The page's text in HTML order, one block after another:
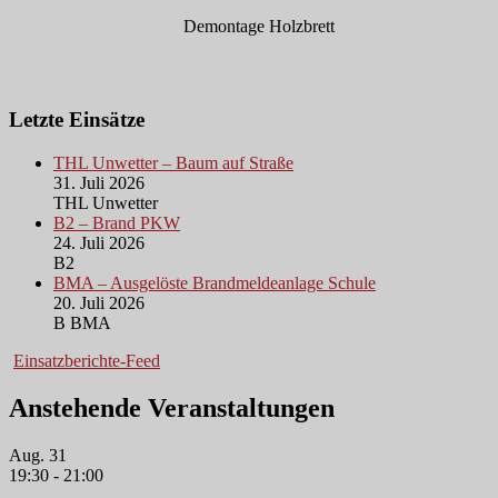
Demontage Holzbrett
Letzte Einsätze
THL Unwetter – Baum auf Straße
31. Juli 2026
THL Unwetter
B2 – Brand PKW
24. Juli 2026
B2
BMA – Ausgelöste Brandmeldeanlage Schule
20. Juli 2026
B BMA
Einsatzberichte-Feed
Anstehende Veranstaltungen
Aug. 31
19:30 - 21:00